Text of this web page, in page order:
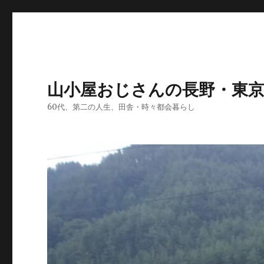
山小屋おじさんの長野・東
60代、第二の人生、田舎・時々都会暮らし